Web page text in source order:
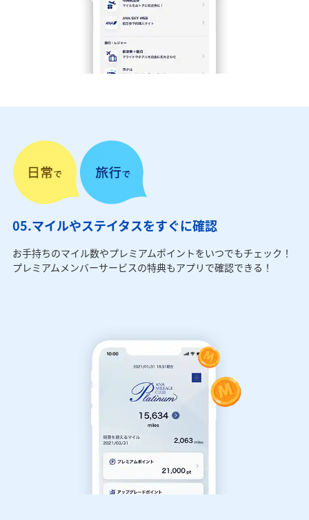
05.マイルやステイタスをすぐに確認
お手持ちのマイル数やプレミアムポイントをいつでもチェック！
プレミアムメンバーサービスの特典もアプリで確認できる！